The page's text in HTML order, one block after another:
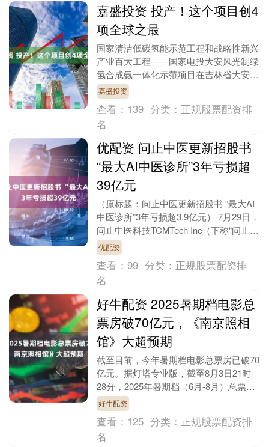
嘉盛投资 投产！这个项目创4
项全球之最
国家清洁低碳氢能示范工程和战略性新兴
产业百大工程——国家电投大安风光制绿
氢合成氨一体化示范项目在吉林省大安市
投产。 《中国能源报》记者7月26日获
悉，国家清洁低....
嘉盛投资
查看： 139 分类： 正规股票配资排
名
优配资 问止中医更新招股书
“最大AI中医诊所”3年亏损超
39亿元
（原标题：问止中医更新招股书 “最大AI
中医诊所”3年亏损超3.9亿元） 7月29日，
问止中医科技TCMTech Inc（下称“问止中
医”）在港交所网站更新招股....
优配资
查看：99 分类： 正规股票配资排
名
好牛配资 2025暑期档电影总
票房破70亿元，《南京照相
馆》大超预期
截至目前，今年暑期档电影总票房已破70
亿元。据灯塔专业版，截至8月3日21时
28分，2025年暑期档（6月-8月）总票房
（含预售）突破70亿。 从排名来看，
《南....
好牛配资
查看： 125 分类： 正规股票配资排
名